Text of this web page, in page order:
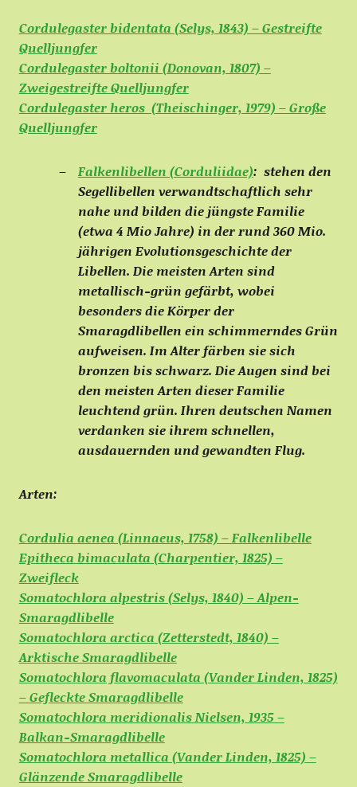
Cordulegaster bidentata (Selys, 1843) – Gestreifte
Quelljungfer
Cordulegaster boltonii (Donovan, 1807) –
Zweigestreifte Quelljungfer
Cordulegaster heros (Theischinger, 1979) – Große
Quelljungfer
Falkenlibellen (Corduliidae): stehen den
Segellibellen verwandtschaftlich sehr
nahe und bilden die jüngste Familie
(etwa 4 Mio Jahre) in der rund 360 Mio.
jährigen Evolutionsgeschichte der
Libellen. Die meisten Arten sind
metallisch-grün gefärbt, wobei
besonders die Körper der
Smaragdlibellen ein schimmerndes Grün
aufweisen. Im Alter färben sie sich
bronzen bis schwarz. Die Augen sind bei
den meisten Arten dieser Familie
leuchtend grün. Ihren deutschen Namen
verdanken sie ihrem schnellen,
ausdauernden und gewandten Flug.
Arten:
Cordulia aenea (Linnaeus, 1758) – Falkenlibelle
Epitheca bimaculata (Charpentier, 1825) –
Zweifleck
Somatochlora alpestris (Selys, 1840) – Alpen-
Smaragdlibelle
Somatochlora arctica (Zetterstedt, 1840) –
Arktische Smaragdlibelle
Somatochlora flavomaculata (Vander Linden, 1825)
– Gefleckte Smaragdlibelle
Somatochlora meridionalis Nielsen, 1935 –
Balkan-Smaragdlibelle
Somatochlora metallica (Vander Linden, 1825) –
Glänzende Smaragdlibelle